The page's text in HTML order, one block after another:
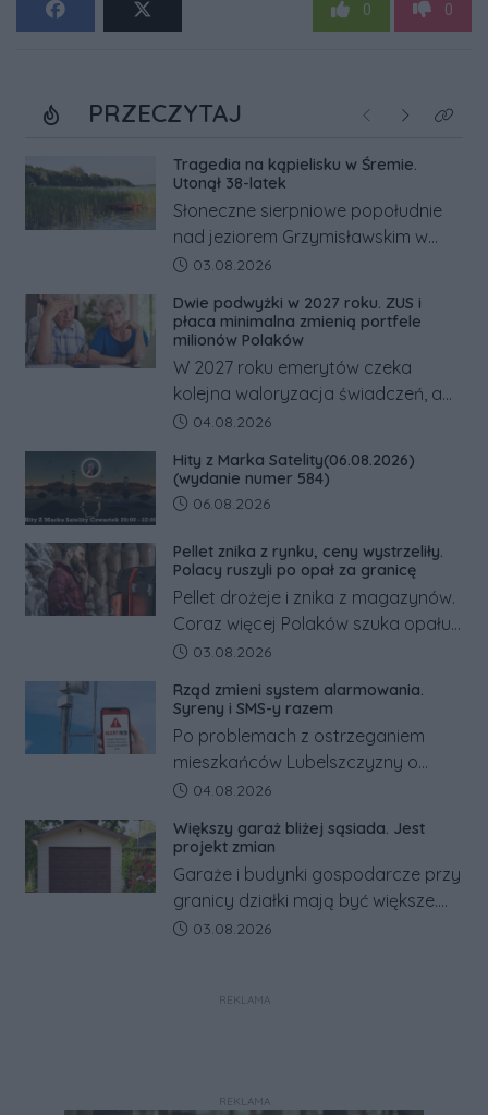
0 0
PRZECZYTAJ Poprzednie
NastępneKliknij
Tragedia na kąpielisku w Śremie.
Utonął 38-latek
Słoneczne sierpniowe popołudnie
nad jeziorem Grzymisławskim w
powiecie śremskim zakończyło się
odwrócić nawet natychmiastowe
działania służb ratunkowych.
Data dodania artykułu:
03.08.2026
Dwie podwyżki w 2027 roku. ZUS i
płaca minimalna zmienią portfele
milionów Polaków
W 2027 roku emerytów czeka
kolejna waloryzacja świadczeń, a
pracowników podwyżka płacy
tym zmianom zyskają.
Data dodania artykułu:
04.08.2026
Hity z Marka Satelity(06.08.2026)
(wydanie numer 584)
Data dodania artykułu:
06.08.2026
Pellet znika z rynku, ceny wystrzeliły.
Polacy ruszyli po opał za granicę
Pellet drożeje i znika z magazynów.
Coraz więcej Polaków szuka opału
za granicą, gdzie bywa nawet
Co się dzieje?
Data dodania artykułu:
03.08.2026
Rząd zmieni system alarmowania.
Syreny i SMS-y razem
Po problemach z ostrzeganiem
mieszkańców Lubelszczyzny o
rosyjskim zagrożeniu rząd
alarmowych, alertów RCB i aplikacji
w jeden system.
Data dodania artykułu:
04.08.2026
Większy garaż bliżej sąsiada. Jest
projekt zmian
Garaże i budynki gospodarcze przy
granicy działki mają być większe.
Projekt zaostrza też zasady
Data dodania artykułu:
03.08.2026
REKLAMA
REKLAMA